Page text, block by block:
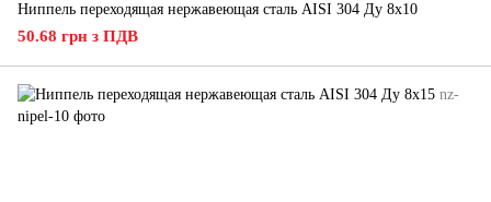
Ниппель переходящая нержавеющая сталь AISI 304 Ду 8x10
50.68 грн з ПДВ